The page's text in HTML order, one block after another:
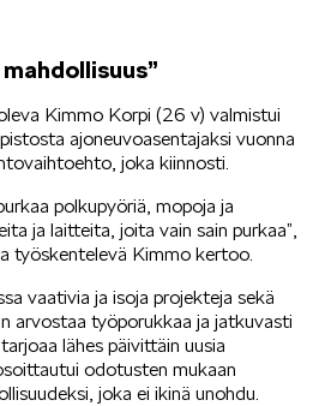
Kimmo Korpi (26 v) valmistui
ajoneuvoasentajaksi vuonna
joka kiinnosti.
polkupyöriä, mopoja ja
ja laitteita, joita vain sain purkaa”,
työskentelevä Kimmo kertoo.
vaativia ja isoja projekteja sekä
arvostaa työporukkaa ja jatkuvasti
lähes päivittäin uusia
odotusten mukaan
joka ei ikinä unohdu.